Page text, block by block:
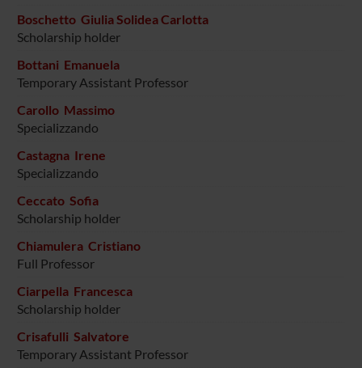
Boschetto Giulia Solidea Carlotta
Scholarship holder
Bottani Emanuela
Temporary Assistant Professor
Carollo Massimo
Specializzando
Castagna Irene
Specializzando
Ceccato Sofia
Scholarship holder
Chiamulera Cristiano
Full Professor
Ciarpella Francesca
Scholarship holder
Crisafulli Salvatore
Temporary Assistant Professor